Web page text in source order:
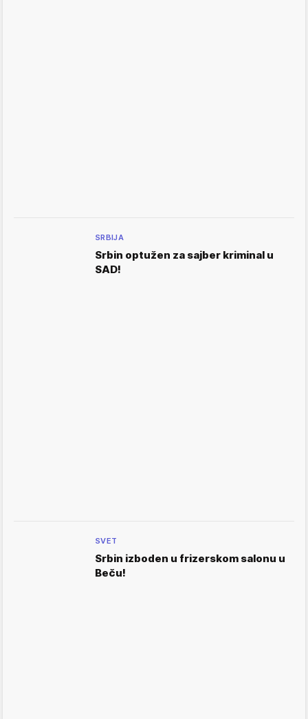
SRBIJA
Srbin optužen za sajber kriminal u
SAD!
SVET
Srbin izboden u frizerskom salonu u
Beču!